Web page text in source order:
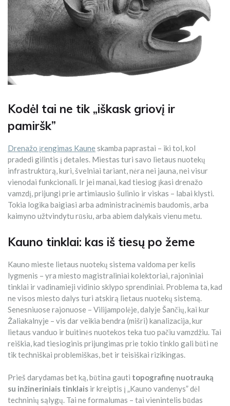
Kodėl tai ne tik „iškask griovį ir
pamiršk”
Drenažo įrengimas Kauneskamba paprastai – iki tol, kol
pradedi gilintis į detales. Miestas turi savo lietaus nuotekų
infrastruktūrą, kuri, švelniai tariant, nėra nei jauna, nei visur
vienodai funkcionali. Ir jei manai, kad tiesiog įkasi drenažo
vamzdį, prijungi prie artimiausio šulinio ir viskas – labai klysti.
Tokia logika baigiasi arba administracinėmis baudomis, arba
kaimyno užtvindytu rūsiu, arba abiem dalykais vienu metu.
Kauno tinklai: kas iš tiesų po žeme
Kauno mieste lietaus nuotekų sistema valdoma per kelis
lygmenis – yra miesto magistraliniai kolektoriai, rajoniniai
tinklai ir vadinamieji vidinio sklypo sprendiniai. Problema ta, kad
ne visos miesto dalys turi atskirą lietaus nuotekų sistemą.
Senesniuose rajonuose – Vilijampolėje, dalyje Šančių, kai kur
Žaliakalnyje – vis dar veikia bendra (mišri) kanalizacija, kur
lietaus vanduo ir buitinės nuotekos teka tuo pačiu vamzdžiu. Tai
reiškia, kad tiesioginis prijungimas prie tokio tinklo gali būti ne
tik techniškai problemiškas, bet ir teisiškai rizikingas.
Prieš darydamas bet ką, būtina gauti topografinę nuotrauką
su inžineriniais tinklais ir kreiptis į „Kauno vandenys” dėl
techninių sąlygų. Tai ne formalumas – tai vienintelis būdas